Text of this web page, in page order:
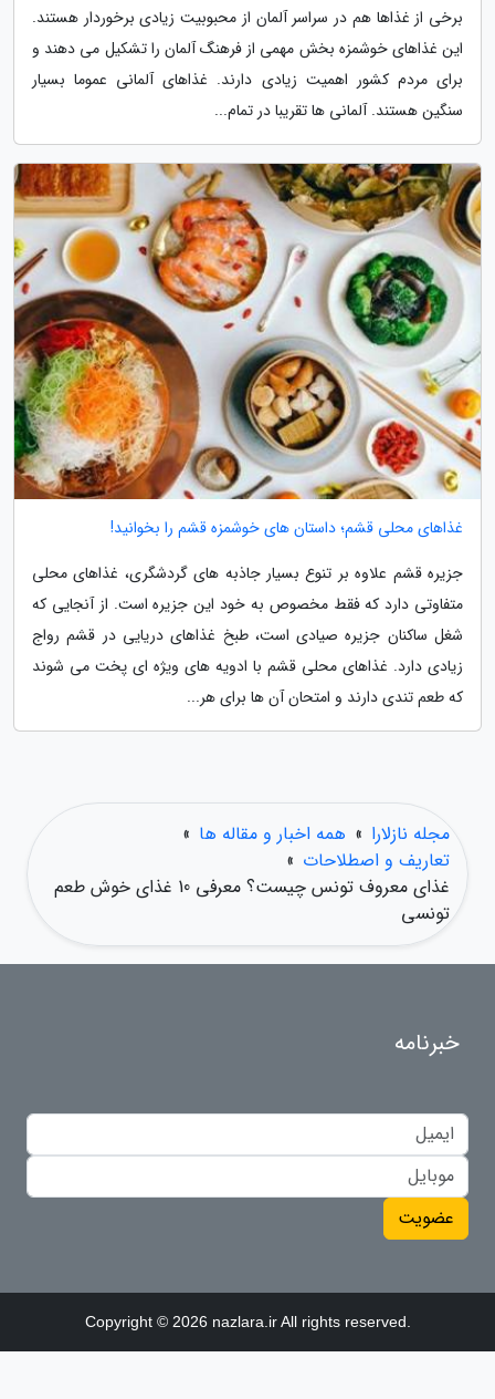
برخی از غذاها هم در سراسر آلمان از محبوبیت زیادی برخوردار هستند.
این غذاهای خوشمزه بخش مهمی از فرهنگ آلمان را تشکیل می دهند و
برای مردم کشور اهمیت زیادی دارند. غذاهای آلمانی عموما بسیار
سنگین هستند. آلمانی ها تقریبا در تمام...
غذاهای محلی قشم؛ داستان های خوشمزه قشم را بخوانید!
جزیره قشم علاوه بر تنوع بسیار جاذبه های گردشگری، غذاهای محلی
متفاوتی دارد که فقط مخصوص به خود این جزیره است. از آنجایی که
شغل ساکنان جزیره صیادی است، طبخ غذاهای دریایی در قشم رواج
زیادی دارد. غذاهای محلی قشم با ادویه های ویژه ای پخت می شوند
که طعم تندی دارند و امتحان آن ها برای هر...
مجله نازلارا » همه اخبار و مقاله ها »
تعاریف و اصطلاحات »
غذای معروف تونس چیست؟ معرفی 10 غذای خوش طعم
تونسی
خبرنامه
عضویت
Copyright © 2026 nazlara.ir All rights reserved.